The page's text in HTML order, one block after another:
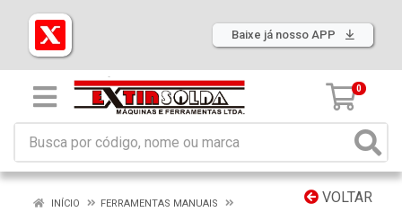
Baixe já nosso APP
0
VOLTAR
INÍCIO
FERRAMENTAS MANUAIS